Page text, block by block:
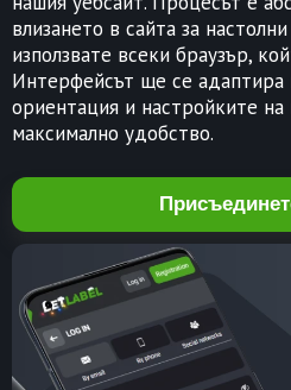
влизането в сайта за
използвате всеки браузър,
Интерфейсът ще се адаптира
ориентация и настройките
максимално удобство.